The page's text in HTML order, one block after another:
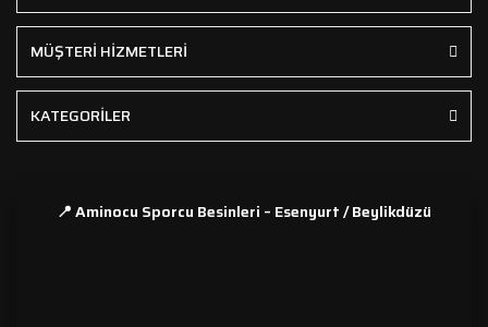
MÜŞTERİ HİZMETLERİ
KATEGORİLER
📍 Aminocu Sporcu Besinleri – Esenyurt / Beylikdüzü